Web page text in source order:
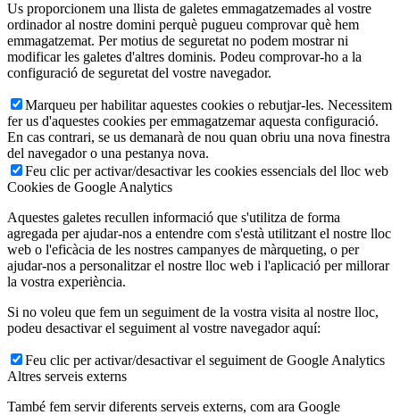
Us proporcionem una llista de galetes emmagatzemades al vostre
ordinador al nostre domini perquè pugueu comprovar què hem
emmagatzemat. Per motius de seguretat no podem mostrar ni
modificar les galetes d'altres dominis. Podeu comprovar-ho a la
configuració de seguretat del vostre navegador.
Marqueu per habilitar aquestes cookies o rebutjar-les. Necessitem
fer us d'aquestes cookies per emmagatzemar aquesta configuració.
En cas contrari, se us demanarà de nou quan obriu una nova finestra
del navegador o una pestanya nova.
Feu clic per activar/desactivar les cookies essencials del lloc web
Cookies de Google Analytics
Aquestes galetes recullen informació que s'utilitza de forma
agregada per ajudar-nos a entendre com s'està utilitzant el nostre lloc
web o l'eficàcia de les nostres campanyes de màrqueting, o per
ajudar-nos a personalitzar el nostre lloc web i l'aplicació per millorar
la vostra experiència.
Si no voleu que fem un seguiment de la vostra visita al nostre lloc,
podeu desactivar el seguiment al vostre navegador aquí:
Feu clic per activar/desactivar el seguiment de Google Analytics
Altres serveis externs
També fem servir diferents serveis externs, com ara Google